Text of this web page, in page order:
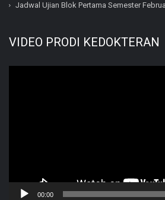
Jadwal Ujian Blok Pertama Semester
VIDEO PRODI KEDOKTERAN
00:00